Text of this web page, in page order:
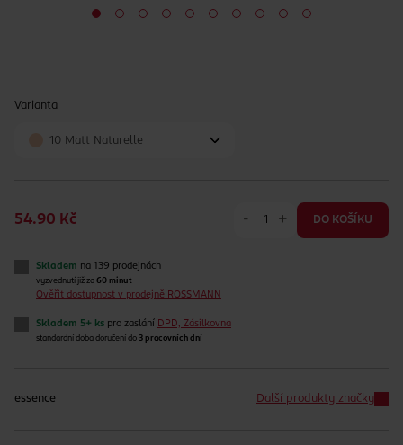
Varianta
10 Matt Naturelle
54.90 Kč - + DO KOŠÍKU
Skladem na 139 prodejnách
vyzvednutí již za 60 minut
Ověřit dostupnost v prodejně ROSSMANN
Skladem 5+ ks pro zaslání DPD, Zásilkovna
standardní doba doručení do 3 pracovních dní
essence Další produkty značky